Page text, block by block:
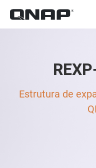
Estrutura de